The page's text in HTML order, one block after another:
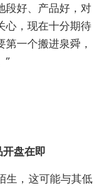
段好、产品好，对
心，现在十分期待
一个搬进泉舜，
”
盘在即
生，这可能与其低